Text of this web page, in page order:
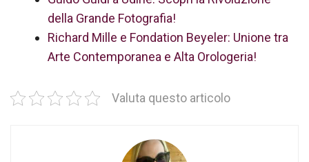
della Grande Fotografia!
Richard Mille e Fondation Beyeler: Unione tra
Arte Contemporanea e Alta Orologeria!
Valuta questo articolo